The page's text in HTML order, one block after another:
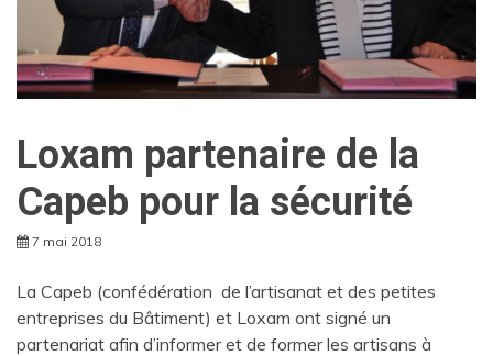
Loxam partenaire de la
Capeb pour la sécurité
7 mai 2018
La Capeb (confédération de l’artisanat et des petites
entreprises du Bâtiment) et Loxam ont signé un
partenariat afin d’informer et de former les artisans à